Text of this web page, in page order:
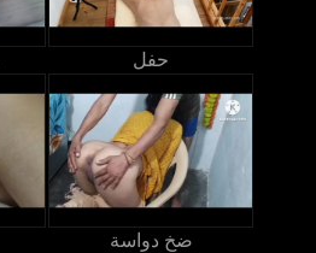
حفل
ضخ دواسة